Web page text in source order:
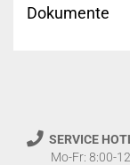
Dokumente
SERVICE
Mo-Fr: 8:00-